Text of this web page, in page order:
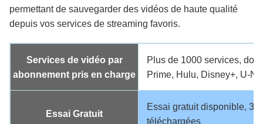
permettant de sauvegarder des vidéos de haute qualité
depuis vos services de streaming favoris.
Services de vidéo par
abonnement pris en charge
Plus de 1000 services,
Prime, Hulu, Disney+, U-
Essai Gratuit
Essai gratuit disponible, 3
téléchargées